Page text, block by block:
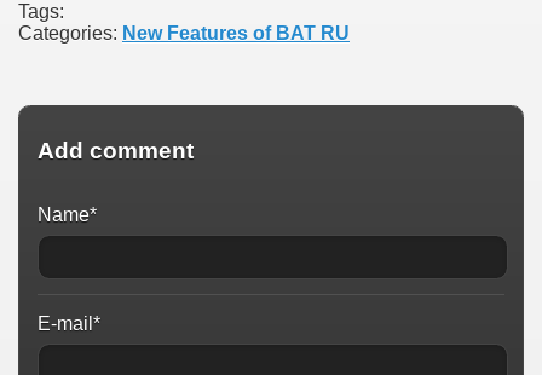
Tags:
Categories: New Features of BAT RU
Add comment
Name*
E-mail*